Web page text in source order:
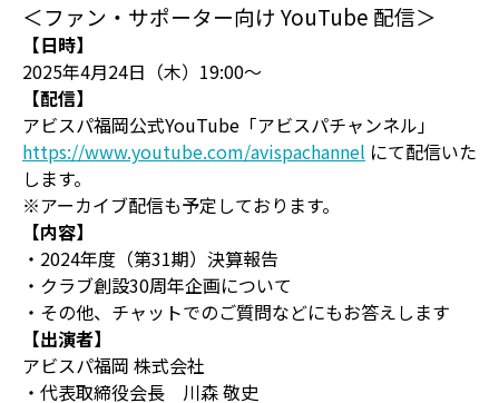
＜ファン・サポーター向け YouTube 配信＞
【日時】
2025年4月24日（木）19:00～
【配信】
アビスパ福岡公式YouTube「アビスパチャンネル」
https://www.youtube.com/avispachannel にて配信いた
します。
※アーカイブ配信も予定しております。
【内容】
・2024年度（第31期）決算報告
・クラブ創設30周年企画について
・その他、チャットでのご質問などにもお答えします
【出演者】
アビスパ福岡 株式会社
・代表取締役会長 川森 敬史